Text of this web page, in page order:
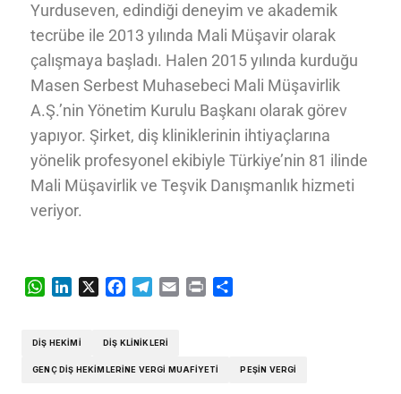
Yurduseven, edindiği deneyim ve akademik
tecrübe ile 2013 yılında Mali Müşavir olarak
çalışmaya başladı. Halen 2015 yılında kurduğu
Masen Serbest Muhasebeci Mali Müşavirlik
A.Ş.’nin Yönetim Kurulu Başkanı olarak görev
yapıyor. Şirket, diş kliniklerinin ihtiyaçlarına
yönelik profesyonel ekibiyle Türkiye’nin 81 ilinde
Mali Müşavirlik ve Teşvik Danışmanlık hizmeti
veriyor.
WhatsApp
LinkedIn
X Facebook
Telegram
Email Print
DIŞ HEKIMI DIŞ KLINIKLERI
GENÇ DIŞ HEKIMLERINE VERGI MUAFIYETI PEŞIN VERGI